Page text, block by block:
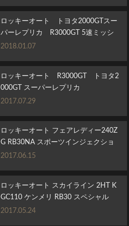
ロッキーオート トヨタ2000GTスー
パーレプリカ R3000GT 5速ミッシ
ョ...
2018.01.07
ロッキーオート R3000GT トヨタ2
000GT スーパーレプリカ
2017.07.29
ロッキーオート フェアレディー240Z
G RB30NA スポーツインジェクショ
ン
2017.06.15
ロッキーオート スカイライン 2HT K
GC110 ケンメリ RB30 スペシャル
モ...
2017.05.24